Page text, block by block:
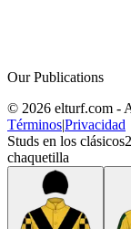
Our Publications
© 2026 elturf.com -
Términos|Privacidad
Studs en los clásicos2
chaquetilla